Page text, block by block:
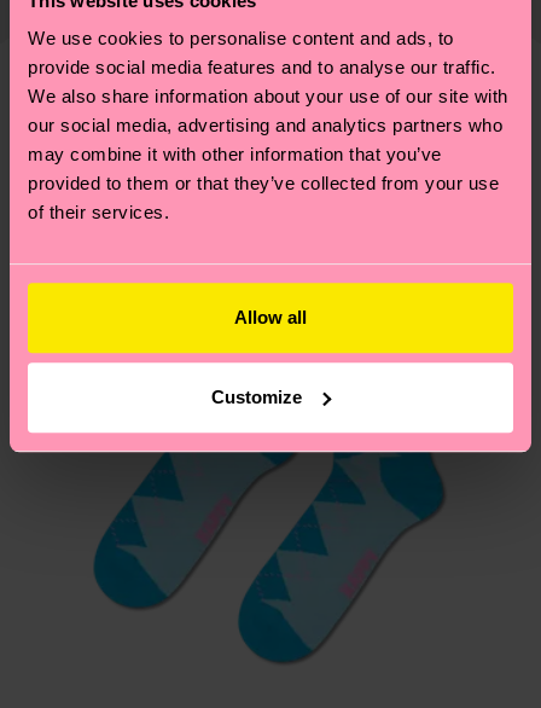
We use cookies to personalise content and ads, to
provide social media features and to analyse our traffic.
We also share information about your use of our site with
our social media, advertising and analytics partners who
may combine it with other information that you’ve
provided to them or that they’ve collected from your use
of their services.
Allow all
Customize
PRODUCTO 1:
100% Poliéster
PRODUCTO 2: 100% Poliéster
PRODUCTO 3: 100% Poliéster reciclado
PRODUCTO 4:100% Poliéster reciclado
montón de cosas más. ¿Quieres descubrirlo todo y
llevarte algunos trucos? Pásate por nuestra página
de sostenibilidad.
cuenta que se trata de una estimación y que el
tiempo exacto puede variar según el servicio
postal local.
¿Tienes dudas sobre las devoluciones? Visita
nuestra página deDevolucionespara ver las
respuestas a las preguntas más frecuentes.
Creemos que te va a encantarDiseños parecidos